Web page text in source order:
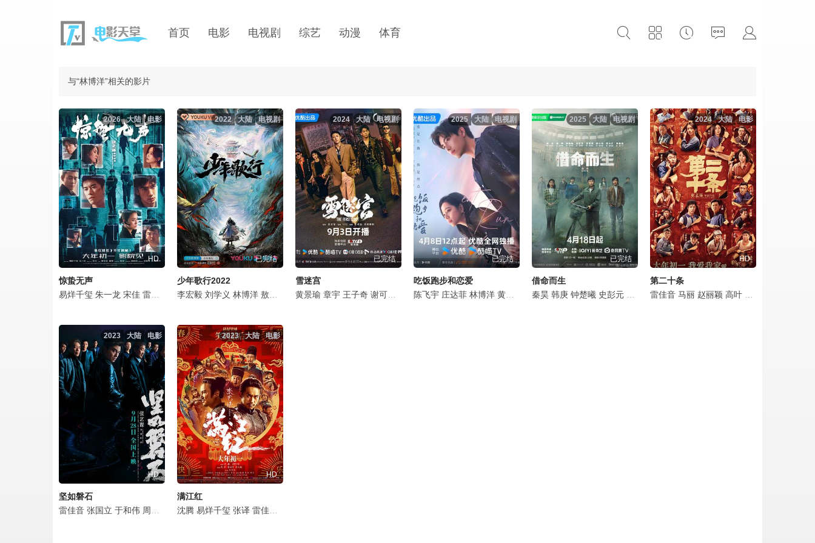
首页 电影 电视剧 综艺 动漫 体育
与“林博洋”相关的影片
电影
大陆
2026
HD
惊蛰无声
易烊千玺 朱一龙 宋佳 雷佳音 杨幂 张译 刘诗诗 刘耀文 林博洋 潘斌龙 姚安娜 段奕宏 陈明昊 江奇霖 王圣迪 黄炎 飞凡 孟丹青
电视剧
大陆
2022
已完结
少年歌行2022
李宏毅 刘学义 林博洋 敖瑞鹏 李欣泽 戴燕妮 范津玮 邓凯
电视剧
大陆
2024
已完结
雪迷宫
黄景瑜 章宇 王子奇 谢可寅 林博洋 刘润南 赵昱童 练练 刘威 梁冠华 丁嘉丽 程雍 刘向京 关亚军
电视剧
大陆
2025
已完结
吃饭跑步和恋爱
陈飞宇 庄达菲 林博洋 黄柏钧 易大千 尚新月 于翔 张浩蕾 蓝正龙 安唯绫
电视剧
大陆
2025
已完结
借命而生
秦昊 韩庚 钟楚曦 史彭元 林博洋 柳小海 苏小玎 张晶伟 艾丽娅
电影
大陆
2024
HD
第二十条
雷佳音 马丽 赵丽颖 高叶
电影
大陆
2023
HD
坚如磐石
雷佳音 张国立 于和伟 周冬雨 孙艺洲 李乃文 许亚军 田雨
电影
大陆
2023
HD
满江红
沈腾 易烊千玺 张译 雷佳音